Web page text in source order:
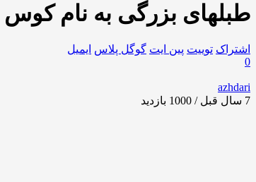
طبلهای بزرگی به نام کوس
اشتراک توییت پین ایت گوگل‌ پلاس ایمیل
0
azhdari
7 سال قبل / 1000
بازدید